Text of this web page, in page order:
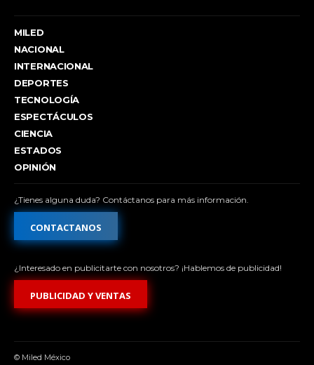
MILED
NACIONAL
INTERNACIONAL
DEPORTES
TECNOLOGÍA
ESPECTÁCULOS
CIENCIA
ESTADOS
OPINIÓN
¿Tienes alguna duda? Contáctanos para más información.
CONTACTANOS
¿Interesado en publicitarte con nosotros? ¡Hablemos de publicidad!
PUBLICIDAD Y VENTAS
© Miled México